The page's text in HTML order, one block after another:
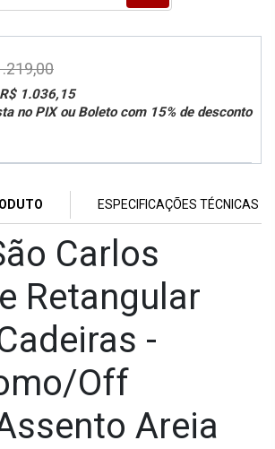
R$ 1.036,15
no PIX ou Boleto com 15% de desconto
ESPECIFICAÇÕES TÉCNICAS
Carlos
Retangular
-
Off
Areia